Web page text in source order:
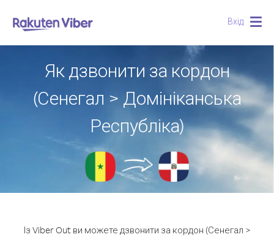
Вхід
Як дзвонити за кордон
(Сенегал > Домініканська
Республіка)
Із Viber Out ви можете дзвонити за кордон (Сенегал >